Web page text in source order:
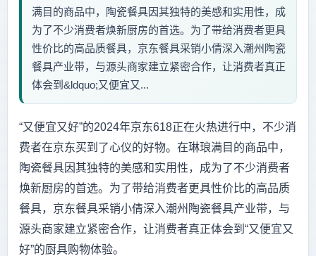
满目的商品中，陶瓷餐具因其独特的美感和实用性，成
为了不少消费者焕新厨房的首选。为了带给消费者更具
性价比的高品质餐具，京东餐具采销小倩深入潮州陶瓷
餐具产业带，与源头商家建立紧密合作，让消费者真正
体会到&ldquo;又便宜又...
“又便宜又好”的2024年京东618正在火热进行中，不少消
费者在京东买到了心仪的好物。在琳琅满目的商品中，
陶瓷餐具因其独特的美感和实用性，成为了不少消费者
焕新厨房的首选。为了带给消费者更具性价比的高品质
餐具，京东餐具采销小倩深入潮州陶瓷餐具产业带，与
源头商家建立紧密合作，让消费者真正体会到“又便宜又
好”的厨具购物体验。